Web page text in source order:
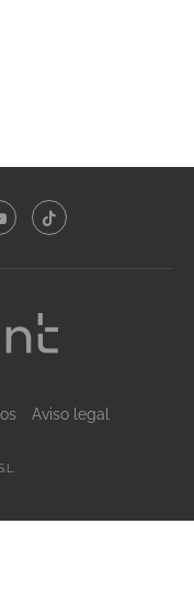
Aviso legal